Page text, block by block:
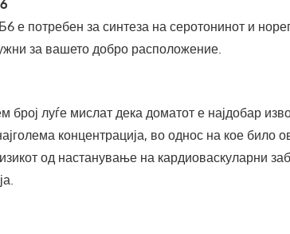
е потребен за синтеза на серотонинот и
за вашето добро расположение.
број луѓе мислат дека доматот е најдобар
концентрација, во однос на кое било
од настанување на кардиоваскуларни